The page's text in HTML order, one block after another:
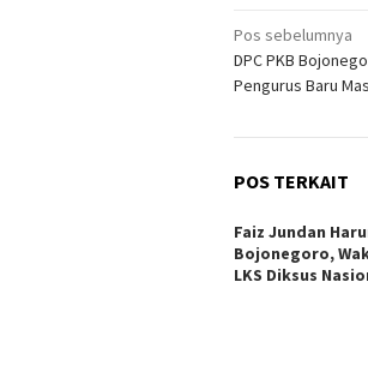
Navigasi
pos
Pos sebelumnya
DPC PKB
Pengurus Baru
POS TERKAIT
Faiz Jundan
Bojonegoro,
LKS Diksus